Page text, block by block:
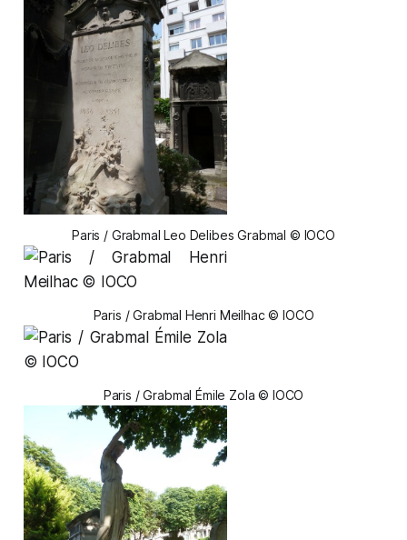
Paris / Grabmal Leo Delibes Grabmal © IOCO
Paris / Grabmal Henri Meilhac © IOCO
Paris / Grabmal Émile Zola © IOCO